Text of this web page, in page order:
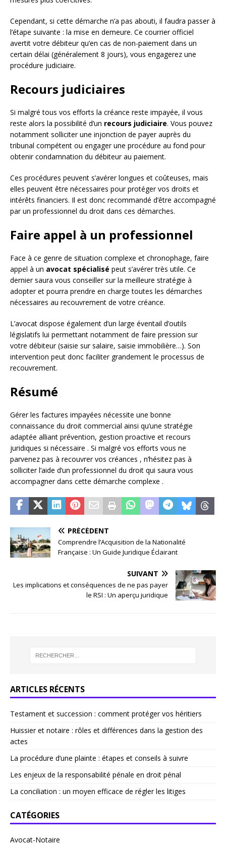
Cependant, si cette démarche n’a pas abouti, il faudra passer à
l’étape suivante : la mise en demeure. Ce courrier officiel
avertit votre débiteur qu’en cas de non-paiement dans un
certain délai (généralement 8 jours), vous engagerez une
procédure judiciaire.
Recours judiciaires
Si malgré tous vos efforts la créance reste impayée, il vous
reste alors la possibilité d’un recours judiciaire. Vous pouvez
notamment solliciter une injonction de payer auprès du
tribunal compétent ou engager une procédure au fond pour
obtenir condamnation du débiteur au paiement.
Ces procédures peuvent s’avérer longues et coûteuses, mais
elles peuvent être nécessaires pour protéger vos droits et
intérêts financiers. Il est donc recommandé d’être accompagné
par un professionnel du droit dans ces démarches.
Faire appel à un professionnel
Face à ce genre de situation complexe et chronophage, faire
appel à un avocat spécialisé peut s’avérer très utile. Ce
dernier saura vous conseiller sur la meilleure stratégie à
adopter et pourra prendre en charge toutes les démarches
nécessaires au recouvrement de votre créance.
L’avocat dispose également d’un large éventail d’outils
législatifs lui permettant notamment de faire pression sur
votre débiteur (saisie sur salaire, saisie immobilière…). Son
intervention peut donc faciliter grandement le processus de
recouvrement.
Résumé
Gérer les factures impayées nécessite une bonne
connaissance du droit commercial ainsi qu’une stratégie
adaptée alliant prévention, gestion proactive et recours
juridiques si nécessaire . Si malgré vos efforts vous ne
parvenez pas à recouvrer vos créances , n’hésitez pas à
solliciter l’aide d’un professionnel du droit qui saura vous
accompagner dans cette démarche complexe .
PRÉCÉDENT
Comprendre l’Acquisition de la Nationalité
Française : Un Guide Juridique Éclairant
SUIVANT
Les implications et conséquences de ne pas payer
le RSI : Un aperçu juridique
ARTICLES RÉCENTS
Testament et succession : comment protéger vos héritiers
Huissier et notaire : rôles et différences dans la gestion des
actes
La procédure d’une plainte : étapes et conseils à suivre
Les enjeux de la responsabilité pénale en droit pénal
La conciliation : un moyen efficace de régler les litiges
CATÉGORIES
Avocat-Notaire